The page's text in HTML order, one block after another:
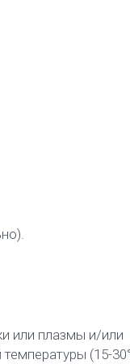
или плазмы и/или
(15-